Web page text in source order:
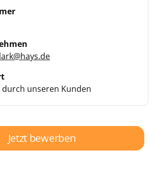
unseren Kunden
Jetzt bewerben